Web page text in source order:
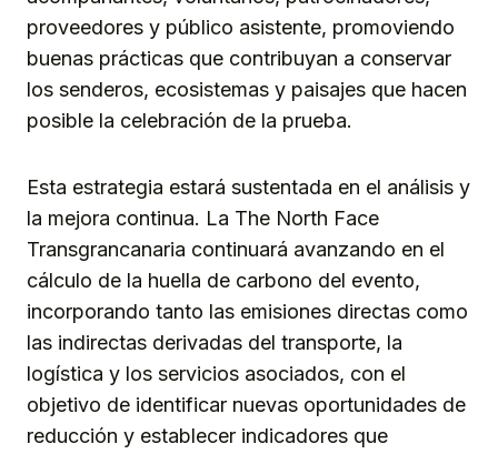
proveedores y público asistente, promoviendo
buenas prácticas que contribuyan a conservar
los senderos, ecosistemas y paisajes que hacen
posible la celebración de la prueba.
Esta estrategia estará sustentada en el análisis y
la mejora continua. La The North Face
Transgrancanaria continuará avanzando en el
cálculo de la huella de carbono del evento,
incorporando tanto las emisiones directas como
las indirectas derivadas del transporte, la
logística y los servicios asociados, con el
objetivo de identificar nuevas oportunidades de
reducción y establecer indicadores que